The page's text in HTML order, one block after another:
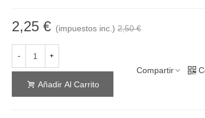
2,25 € (impuestos inc.) 2,50 €
- +
Añadir Al Carrito
Compartir